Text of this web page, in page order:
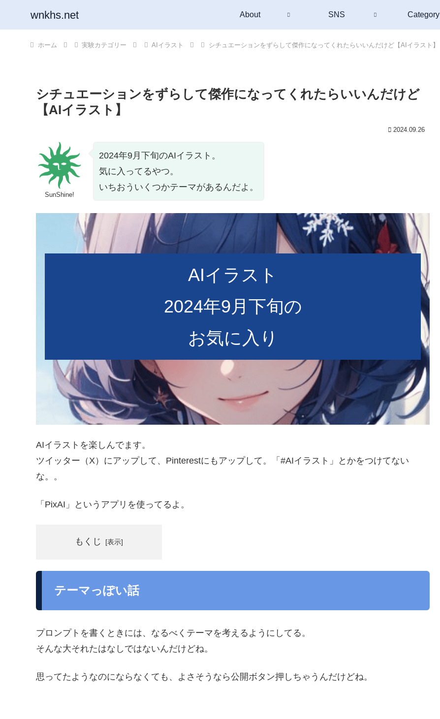
wnkhs.net About SNS Category
ホーム 実験カテゴリー AIイラスト シチュエーションをずらして傑作になってくれたらいいんだけど【AIイラスト】
シチュエーションをずらして傑作になってくれたらいいんだけど
【AIイラスト】
2024.09.26
SunShine!
2024年9月下旬のAIイラスト。
気に入ってるやつ。
いちおういくつかテーマがあるんだよ。
AIイラスト
2024年9月下旬の
お気に入り
AIイラストを楽しんでます。
ツイッター（X）にアップして、Pinterestにもアップして。「#AIイラスト」とかをつけてない
な。。
「PixAI」というアプリを使ってるよ。
もくじ
テーマっぽい話
プロンプトを書くときには、なるべくテーマを考えるようにしてる。
そんな大それたはなしではないんだけどね。
思ってたようなのにならなくても、よさそうなら公開ボタン押しちゃうんだけどね。